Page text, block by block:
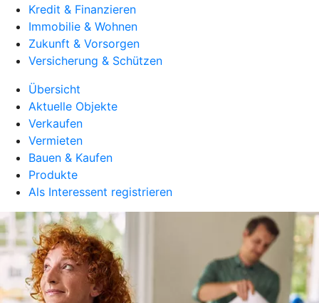
Kredit & Finanzieren
Immobilie & Wohnen
Zukunft & Vorsorgen
Versicherung & Schützen
Übersicht
Aktuelle Objekte
Verkaufen
Vermieten
Bauen & Kaufen
Produkte
Als Interessent registrieren